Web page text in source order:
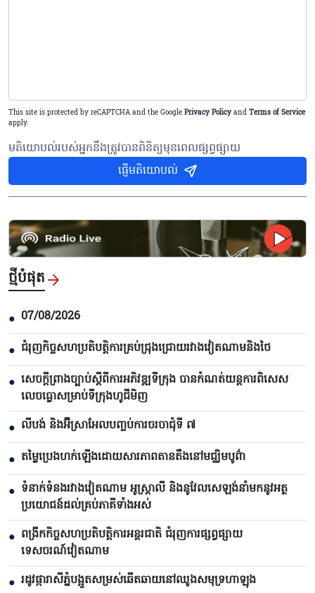
This site is protected by reCAPTCHA and the Google Privacy Policy and Terms of Service
apply.
មតិយោបល់របស់អ្នកនឹងត្រូវបានពិនិត្យមុនពេលផ្សព្វផ្សាយ
ផ្ញើមតិយោបល់
ថ្មីបំផុត
● 07/08/2026
● ជំរុញកិច្ចសហប្រតិបត្តិការគ្រប់ជ្រុងជ្រោយរវាងវៀតណាមនិងថៃ
● សេចក្តីព្រាងច្បាប់ស្តីពីការអភិវឌ្ឍទីក្រុង បាន​កំណត់យន្តការពិសេស
លេចធ្លោសម្រាប់ទីក្រុងហូជីមិញ
● លីបង់ និងអ៊ីស្រាអែលបញ្ចប់ការចរចាជុំទី ៧​
● តម្លៃប្រេងហក់ឡើងដោយសារភាពតានតឹងនៅមជ្ឈិមបូព៌ា
● ទំនាក់ទំនងរវាងវៀតណាម អូស្ត្រាលី និងនូវែលសេឡង់នាំមកនូវអត្ថ
ប្រយោជន៍ដល់គ្រប់ភាគីទាំងអស់
● ពង្រីកកិច្ចសហប្រតិបត្តិការអន្តរជាតិ ជំរុញការផ្សព្វផ្សាយ
ទេសចរណ៍វៀតណាម
● រដូវផ្ការាសីភ្នំបង្អួតសម្រស់ឆើតឆាយនៅឈូងសមុទ្រហាឡុង